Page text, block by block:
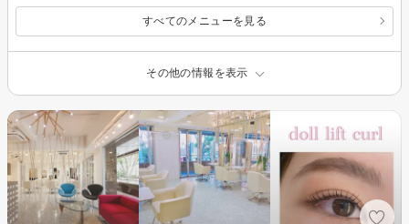
すべてのメニューを見る
その他の情報を表示